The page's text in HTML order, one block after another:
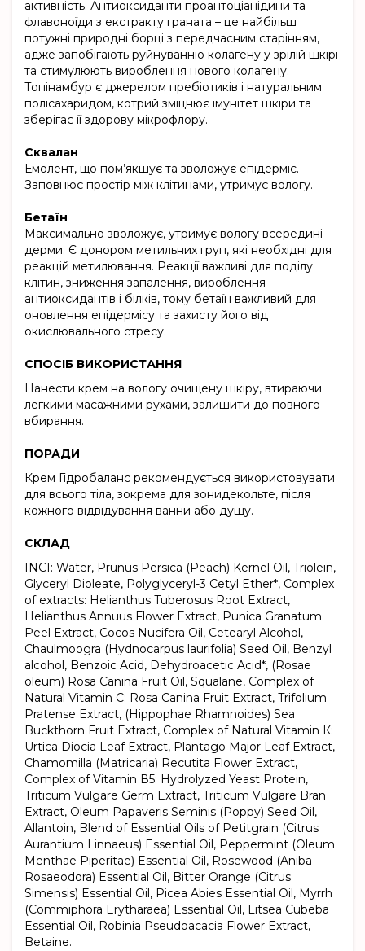
активність. Антиоксиданти проантоціанідини та
флавоноїди з екстракту граната – це найбільш
потужні природні борці з передчасним старінням,
адже запобігають руйнуванню колагену у зрілій шкірі
та стимулюють вироблення нового колагену.
Топінамбур є джерелом пребіотиків і натуральним
полісахаридом, котрий зміцнює імунітет шкіри та
зберігає її здорову мікрофлору.
Сквалан
Емолент, що пом’якшує та зволожує епідерміс.
Заповнює простір між клітинами, утримує вологу.
Бетаїн
Максимально зволожує, утримує вологу всередині
дерми. Є донором метильних груп, які необхідні для
реакцій метилювання. Реакції важливі для поділу
клітин, зниження запалення, вироблення
антиоксидантів і білків, тому бетаїн важливий для
оновлення епідермісу та захисту його від
окислювального стресу.
СПОСІБ ВИКОРИСТАННЯ
Нанести крем на вологу очищену шкіру, втираючи
легкими масажними рухами, залишити до повного
вбирання.
ПОРАДИ
Крем Гідробаланс рекомендується використовувати
для всього тіла, зокрема для зонидекольте, після
кожного відвідування ванни або душу.
СКЛАД
INCI: Water, Prunus Persica (Peach) Kernel Oil, Triolein,
Glyceryl Dioleate, Polyglyceryl-3 Cetyl Ether*, Сomplex
of extracts: Helianthus Tuberosus Root Extract,
Helianthus Annuus Flower Extract, Punica Granatum
Peel Extract, Cocos Nucifera Oil, Cetearyl Alcohol,
Сhaulmoogra (Hydnocarpus laurifolia) Seed Oil, Benzyl
alcohol, Benzoic Acid, Dehydroacetic Acid*, (Rosae
oleum) Rosa Canina Fruit Oil, Squalane, Сomplex of
Natural Vitamin C: Rosa Сanina Fruit Extract, Trifolium
Pratense Extract, (Hippophae Rhamnoides) Sea
Buckthorn Fruit Extract, Complex of Natural Vitamin К:
Urtica Diocia Leaf Extract, Plantago Major Leaf Extract,
Chamomilla (Matricaria) Recutita Flower Extract,
Complex of Vitamin В5: Hydrolyzed Yeast Protein,
Triticum Vulgare Germ Extract, Triticum Vulgare Bran
Extract, Oleum Papaveris Seminis (Poppy) Seed Oil,
Allantoin, Blend of Essential Oils of Petitgrain (Citrus
Aurantium Linnaeus) Essential Oil, Peppermint (Oleum
Menthae Piperitae) Essential Oil, Rosewood (Aniba
Rosaeodora) Essential Oil, Bitter Orange (Citrus
Simensis) Essential Oil, Picea Abies Essential Oil, Myrrh
(Commiphora Erytharaea) Essential Oil, Litsea Cubeba
Essential Oil, Robinia Pseudoacacia Flower Extract,
Betaine.